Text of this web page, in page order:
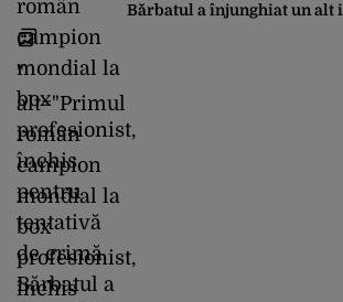
"
alt="Primul
român
campion
mondial la
box
profesionist,
închis
Bărbatul a înjunghiat un alt